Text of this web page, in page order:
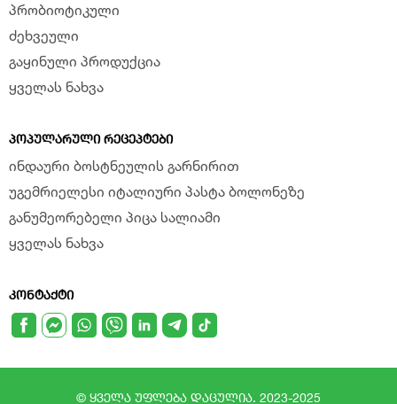
პრობიოტიკული
ძეხვეული
გაყინული პროდუქცია
ყველას ნახვა
ᲞᲝᲞᲣᲚᲐᲠᲣᲚᲘ ᲠᲔᲪᲔᲞᲢᲔᲑᲘ
ინდაური ბოსტნეულის გარნირით
უგემრიელესი იტალიური პასტა ბოლონეზე
განუმეორებელი პიცა სალიამი
ყველას ნახვა
ᲙᲝᲜᲢᲐᲥᲢᲘ
© ყველა უფლება დაცულია. 2023-2025